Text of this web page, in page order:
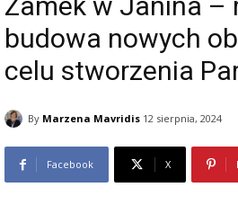
budowa nowych
celu stworzenia
By Marzena Mavridis 12 sierpnia, 2024
Facebook X